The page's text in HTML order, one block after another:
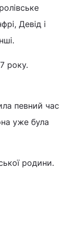
Девід і
року.
певний час
уже була
родини.